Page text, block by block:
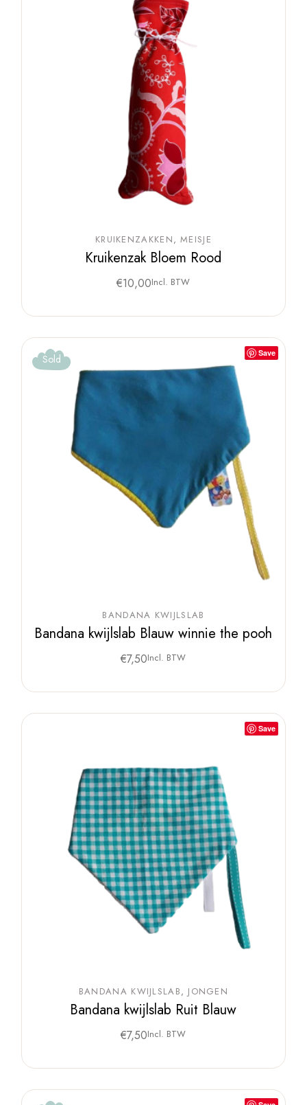
KRUIKENZAKKEN MEISJE
Kruikenzak Bloem Rood
€10,00Incl. BTW
Save
Sold
BANDANA KWIJLSLAB
Bandana kwijlslab Blauw winnie the pooh
€7,50Incl. BTW
Save
BANDANA KWIJLSLAB JONGEN
Bandana kwijlslab Ruit Blauw
€7,50Incl. BTW